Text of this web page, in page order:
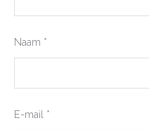
Naam *
E-mail *